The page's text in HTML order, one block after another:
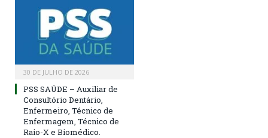
30 DE JULHO DE 2026
PSS SAÚDE – Auxiliar de
Consultório Dentário,
Enfermeiro, Técnico de
Enfermagem, Técnico de
Raio-X e Biomédico.